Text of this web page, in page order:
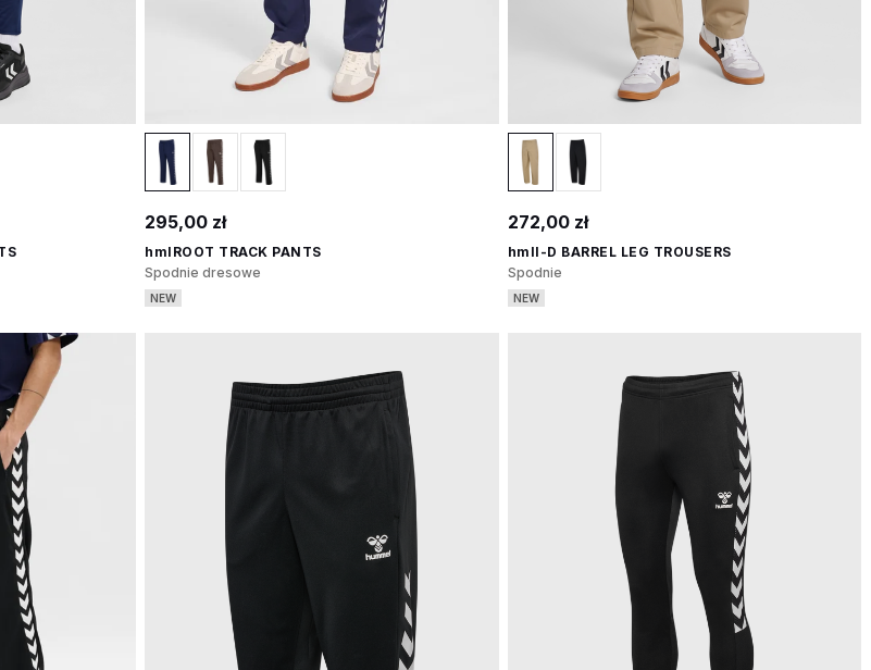
295,00 zł
hmlROOT TRACK PANTS
Spodnie dresowe
NEW
272,00 zł
hmlI-D BARREL LEG TROUSERS
Spodnie
NEW